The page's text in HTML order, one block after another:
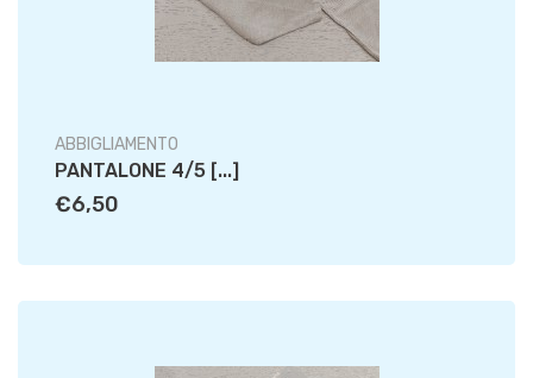
ABBIGLIAMENTO
PANTALONE 4/5 [...]
€6,50